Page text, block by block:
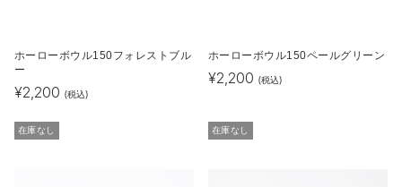
ホーローボウル150フォレストブル
ー
¥2,200 (税込)
ホーローボウル150ペールグリーン
¥2,200 (税込)
在庫なし 在庫なし